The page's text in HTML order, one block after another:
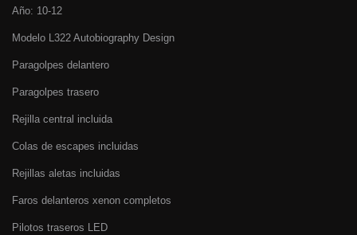
Año: 10-12
Modelo L322 Autobiography Design
Paragolpes delantero
Paragolpes trasero
Rejilla central incluida
Colas de escapes incluidas
Rejillas aletas incluidas
Faros delanteros xenon completos
Pilotos traseros LED